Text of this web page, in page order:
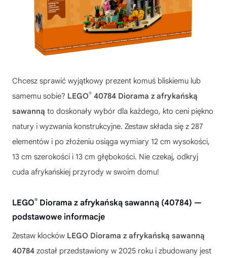
Chcesz sprawić wyjątkowy prezent komuś bliskiemu lub
samemu sobie? LEGO® 40784 Diorama z afrykańską
sawanną to doskonały wybór dla każdego, kto ceni piękno
natury i wyzwania konstrukcyjne. Zestaw składa się z 287
elementów i po złożeniu osiąga wymiary 12 cm wysokości,
13 cm szerokości i 13 cm głębokości. Nie czekaj, odkryj
cuda afrykańskiej przyrody w swoim domu!
LEGO® Diorama z afrykańską sawanną (40784) —
podstawowe informacje
Zestaw klocków LEGO Diorama z afrykańską sawanną
40784 został przedstawiony w 2025 roku i zbudowany jest